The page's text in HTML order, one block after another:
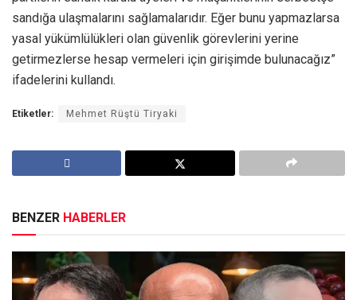
sandığa ulaşmalarını sağlamalarıdır. Eğer bunu yapmazlarsa
yasal yükümlülükleri olan güvenlik görevlerini yerine
getirmezlerse hesap vermeleri için girişimde bulunacağız”
ifadelerini kullandı.
Etiketler: Mehmet Rüştü Tiryaki
BENZER HABERLER